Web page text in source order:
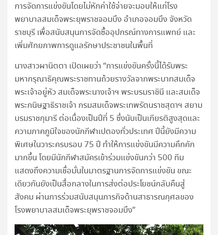
การจัดการแข่งขันโดยไม่หักค่าใช้จ่ายจะมอบให้แก่โรง
พยาบาลสมเด็จพระยุพราชจอมบึง อำเภอจอมบึง จังหวัด
ราชบุรี เพื่อสนับสนุนการจัดซื้ออุปกรณ์ทางการแพทย์ และ
เพิ่มศักยภาพการดูแลรักษาประชาชนในพื้นที่
นางสาวผานิตตา เปิดเผยว่า “การแข่งขันครั้งนี้ได้รับพระ
มหากรุณาธิคุณพระราชทานถ้วยรางวัลจากพระบาทสมเด็จ
พระเจ้าอยู่หัว สมเด็จพระนางเจ้าฯ พระบรมราชินี และสมเด็จ
พระกนิษฐาธิราชเจ้า กรมสมเด็จพระเทพรัตนราชสุดาฯ สยาม
บรมราชกุมารี ต่อเนื่องเป็นปีที่ 5 ซึ่งนับเป็นเกียรติสูงสุดและ
ความภาคภูมิใจของนักกีฬาเปตองทั่วประเทศ ปีนี้ยังมีความ
พิเศษในวาระครบรอบ 75 ปี ทำให้การแข่งขันมีความคึกคัก
มากขึ้น โดยมีนักกีฬาสมัครเข้าร่วมแข่งขันกว่า 500 ทีม
แสดงถึงความเชื่อมั่นในมาตรฐานการจัดการแข่งขัน ขณะ
เดียวกันยังเป็นสื่อกลางในการส่งต่อประโยชน์กลับคืนสู่
สังคม ผ่านการร่วมสนับสนุนภารกิจด้านสาธารณกุศลของ
โรงพยาบาลสมเด็จพระยุพราชจอมบึง”